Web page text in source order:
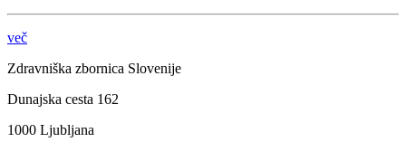
več
Zdravniška zbornica Slovenije
Dunajska cesta 162
1000 Ljubljana